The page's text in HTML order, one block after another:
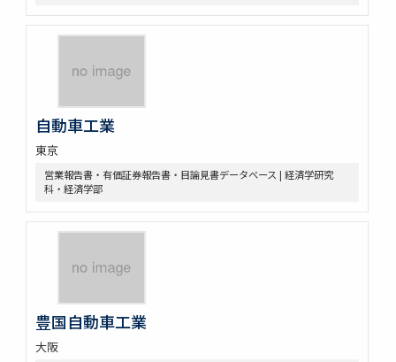
自動車工業
東京
営業報告書・有価証券報告書・目論見書データベース | 経済学研究
科・経済学部
豊国自動車工業
大阪